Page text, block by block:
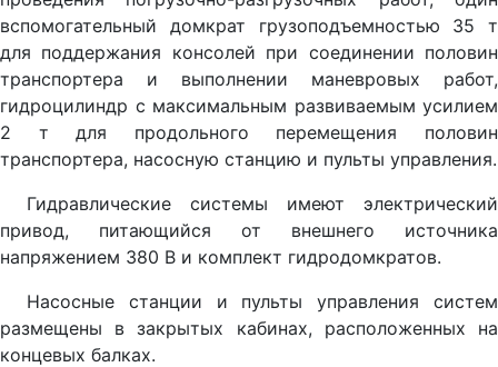
вспомогательный домкрат грузоподъемностью 35 т
для поддержания консолей при соединении половин
транспортера и выполнении маневровых работ,
гидроцилиндр с максимальным развиваемым усилием
2 т для продольного перемещения половин
транспортера, насосную станцию и пульты управления.
Гидравлические системы имеют электрический
привод, питающийся от внешнего источника
напряжением 380 В и комплект гидродомкратов.
Насосные станции и пульты управления систем
размещены в закрытых кабинах, расположенных на
концевых балках.